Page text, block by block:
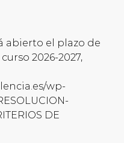
abierto el plazo de
2026-2027,
wp-
DE